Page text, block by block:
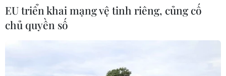
Không được thu thêm tiền của người
bệnh BHYT nếu không khám theo
EU triển khai mạng vệ tinh riêng, củng cố
chủ quyền số